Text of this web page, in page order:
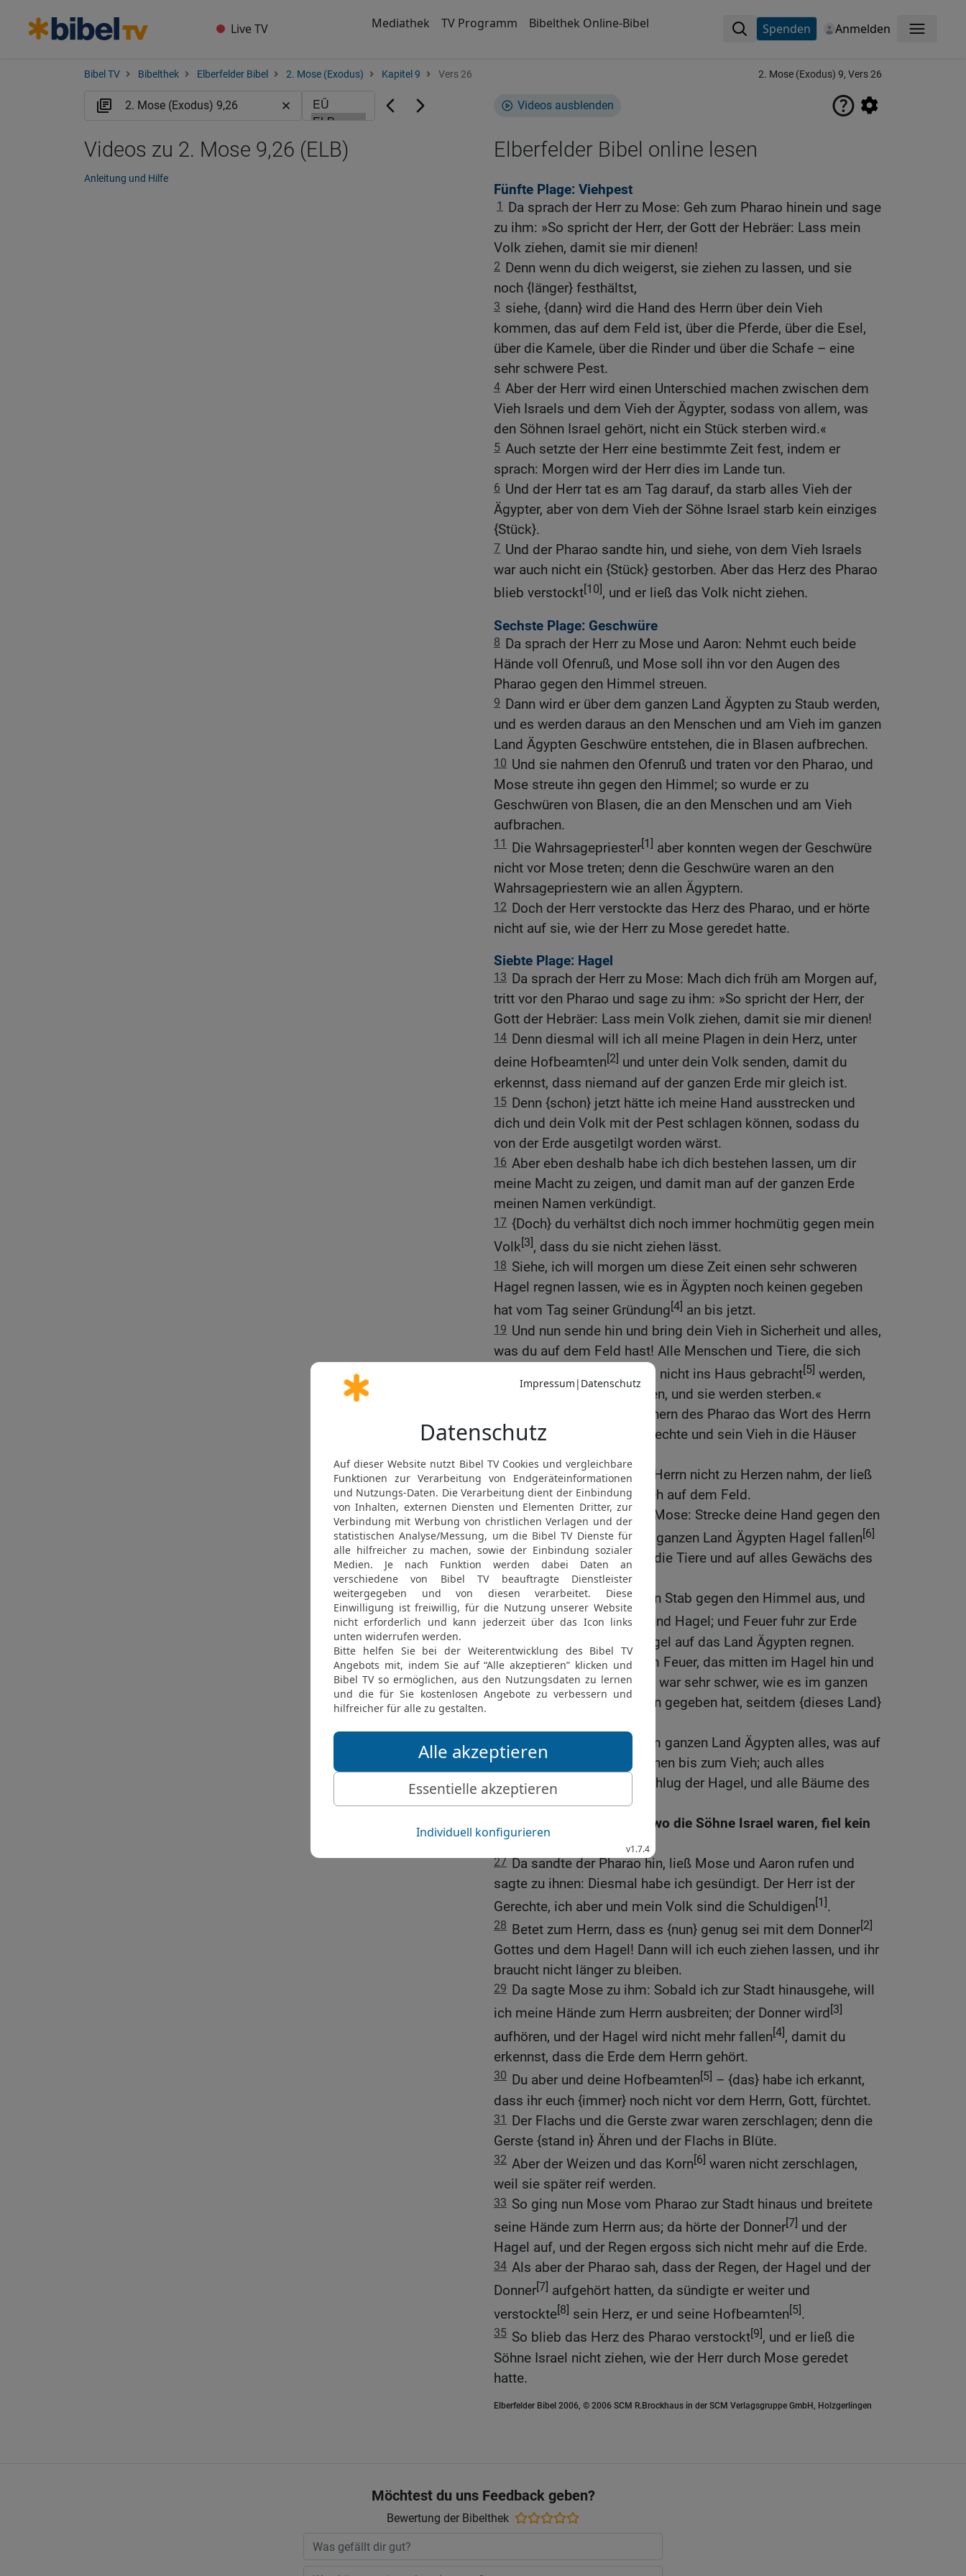
Live TV Mediathek TV Programm Bibelthek Online-Bibel Spenden Anmelden Menü
Bibel TV Bibelthek Elberfelder Bibel 2. Mose (Exodus) Kapitel 9 Vers 26 2. Mose (Exodus) 9, Vers 26
Videos ausblenden
Elberfelder Bibel online lesen
Fünfte Plage: Viehpest
1
Da sprach der Herr zu Mose: Geh zum Pharao hinein und sage
zu ihm: »So spricht der Herr, der Gott der Hebräer: Lass mein
Volk ziehen, damit sie mir dienen!
2 Denn wenn du dich weigerst, sie ziehen zu lassen, und sie
noch {länger} festhältst,
3 siehe, {dann} wird die Hand des Herrn über dein Vieh
kommen, das auf dem Feld ist, über die Pferde, über die Esel,
über die Kamele, über die Rinder und über die Schafe – eine
sehr schwere Pest.
4 Aber der Herr wird einen Unterschied machen zwischen dem
Vieh Israels und dem Vieh der Ägypter, sodass von allem, was
den Söhnen Israel gehört, nicht ein Stück sterben wird.«
5 Auch setzte der Herr eine bestimmte Zeit fest, indem er
sprach: Morgen wird der Herr dies im Lande tun.
6 Und der Herr tat es am Tag darauf, da starb alles Vieh der
Ägypter, aber von dem Vieh der Söhne Israel starb kein einziges
{Stück}.
7 Und der Pharao sandte hin, und siehe, von dem Vieh Israels
war auch nicht ein {Stück} gestorben. Aber das Herz des Pharao
blieb verstockt[10], und er ließ das Volk nicht ziehen.
Sechste Plage: Geschwüre
8 Da sprach der Herr zu Mose und Aaron: Nehmt euch beide
Hände voll Ofenruß, und Mose soll ihn vor den Augen des
Pharao gegen den Himmel streuen.
9 Dann wird er über dem ganzen Land Ägypten zu Staub werden,
und es werden daraus an den Menschen und am Vieh im ganzen
Land Ägypten Geschwüre entstehen, die in Blasen aufbrechen.
10 Und sie nahmen den Ofenruß und traten vor den Pharao, und
Mose streute ihn gegen den Himmel; so wurde er zu
Geschwüren von Blasen, die an den Menschen und am Vieh
aufbrachen.
11 Die Wahrsagepriester[1] aber konnten wegen der Geschwüre
nicht vor Mose treten; denn die Geschwüre waren an den
Wahrsagepriestern wie an allen Ägyptern.
12 Doch der Herr verstockte das Herz des Pharao, und er hörte
nicht auf sie, wie der Herr zu Mose geredet hatte.
Siebte Plage: Hagel
13 Da sprach der Herr zu Mose: Mach dich früh am Morgen auf,
tritt vor den Pharao und sage zu ihm: »So spricht der Herr, der
Gott der Hebräer: Lass mein Volk ziehen, damit sie mir dienen!
14 Denn diesmal will ich all meine Plagen in dein Herz, unter
deine Hofbeamten[2] und unter dein Volk senden, damit du
erkennst, dass niemand auf der ganzen Erde mir gleich ist.
15 Denn {schon} jetzt hätte ich meine Hand ausstrecken und
dich und dein Volk mit der Pest schlagen können, sodass du
von der Erde ausgetilgt worden wärst.
16 Aber eben deshalb habe ich dich bestehen lassen, um dir
meine Macht zu zeigen, und damit man auf der ganzen Erde
meinen Namen verkündigt.
17 {Doch} du verhältst dich noch immer hochmütig gegen mein
Volk[3], dass du sie nicht ziehen lässt.
18 Siehe, ich will morgen um diese Zeit einen sehr schweren
Hagel regnen lassen, wie es in Ägypten noch keinen gegeben
hat vom Tag seiner Gründung[4] an bis jetzt.
19 Und nun sende hin und bring dein Vieh in Sicherheit und alles,
was du auf dem Feld hast! Alle Menschen und Tiere, die sich
auf dem Feld befinden und nicht ins Haus gebracht[5] werden,
auf die wird der Hagel fallen, und sie werden sterben.«
Wer {nun} unter den Dienern des Pharao das Wort des Herrn
fürchtete, der ließ seine Knechte und sein Vieh in die Häuser
21
Wer aber das Wort des Herrn nicht zu Herzen nahm, der ließ
seine Knechte und sein Vieh auf dem Feld.
22 Und der Herr sprach zu Mose: Strecke deine Hand gegen den
Himmel aus, dann wird im ganzen Land Ägypten Hagel fallen[6]
auf die Menschen und auf die Tiere und auf alles Gewächs des
Feldes im Land Ägypten!
23 Da streckte Mose seinen Stab gegen den Himmel aus, und
der Herr sandte Donner
und Hagel; und Feuer fuhr zur Erde
nieder. So ließ der Herr Hagel auf das Land Ägypten regnen.
24
Und mit dem Hagel kam Feuer, das mitten im Hagel hin und
her zuckte; {und der Hagel} war sehr schwer, wie es im ganzen
Land Ägypten {noch} keinen gegeben hat, seitdem {dieses Land}
Und der Hagel schlug im ganzen Land Ägypten alles, was auf
dem Feld war, vom Menschen bis zum Vieh; auch alles
Gewächs des Feldes zerschlug der Hagel, und alle Bäume des
Feldes zerbrach er.
Nur im Land Goschen, wo die Söhne Israel waren, fiel kein
Hagel.
27 Da sandte der Pharao hin, ließ Mose und Aaron rufen und
sagte zu ihnen: Diesmal habe ich gesündigt. Der Herr ist der
Gerechte, ich aber und mein Volk sind die Schuldigen[1].
28 Betet zum Herrn, dass es {nun} genug sei mit dem Donner[2]
Gottes und dem Hagel! Dann will ich euch ziehen lassen, und ihr
braucht nicht länger zu bleiben.
29 Da sagte Mose zu ihm: Sobald ich zur Stadt hinausgehe, will
ich meine Hände zum Herrn ausbreiten; der Donner wird[3]
aufhören, und der Hagel wird nicht mehr fallen[4], damit du
erkennst, dass die Erde dem Herrn gehört.
30 Du aber und deine Hofbeamten[5] – {das} habe ich erkannt,
dass ihr euch {immer} noch nicht vor dem Herrn, Gott, fürchtet.
31 Der Flachs und die Gerste zwar waren zerschlagen; denn die
Gerste {stand in} Ähren und der Flachs in Blüte.
32 Aber der Weizen und das Korn[6] waren nicht zerschlagen,
weil sie später reif werden.
33 So ging nun Mose vom Pharao zur Stadt hinaus und breitete
seine Hände zum Herrn aus; da hörte der Donner[7] und der
Hagel auf, und der Regen ergoss sich nicht mehr auf die Erde.
34 Als aber der Pharao sah, dass der Regen, der Hagel und der
Donner[7] aufgehört hatten, da sündigte er weiter und
verstockte[8] sein Herz, er und seine Hofbeamten[5].
35 So blieb das Herz des Pharao verstockt[9], und er ließ die
Söhne Israel nicht ziehen, wie der Herr durch Mose geredet
hatte.
Elberfelder Bibel 2006, © 2006 SCM R.Brockhaus in der SCM Verlagsgruppe GmbH, Holzgerlingen
Videos zu 2. Mose 9,26 (ELB)
Anleitung und Hilfe
Möchtest du uns Feedback geben?
Bewertung der Bibelthek